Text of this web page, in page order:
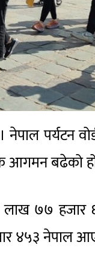
पर्यटन
आगमन बढेको
७७ हजार
४५३ नेपाल